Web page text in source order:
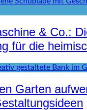
& Co.:
für die
Garten